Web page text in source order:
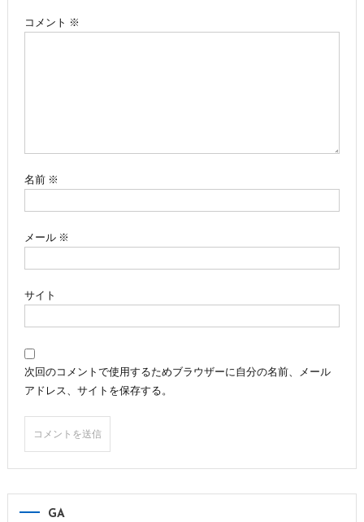
ゲコメント ※
名前 ※
メール ※
サイト
次回のコメントで使用するためブラウザーに自分の名前、メール
アドレス、サイトを保存する。
GA